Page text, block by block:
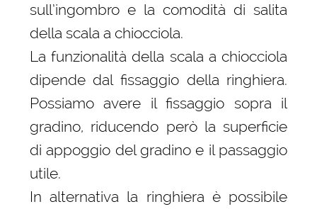
sull’ingombro e la comodità di salita
della scala a chiocciola.
La funzionalità della scala a chiocciola
dipende dal fissaggio della ringhiera.
Possiamo avere il fissaggio sopra il
gradino, riducendo però la superficie
di appoggio del gradino e il passaggio
utile.
In alternativa la ringhiera è possibile